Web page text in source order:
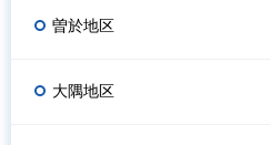
曽於地区
大隅地区